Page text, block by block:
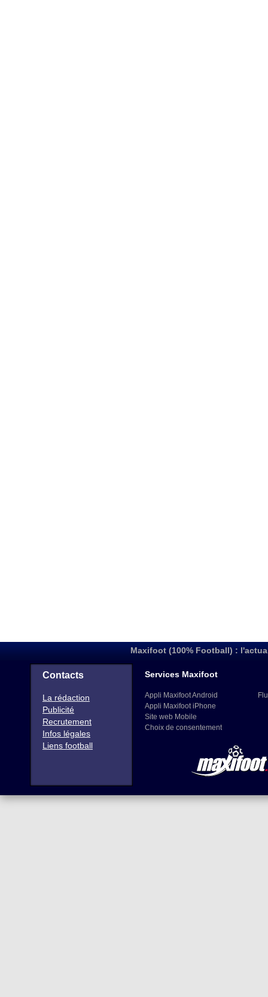
Maxifoot (100% Football) :
Contacts
La rédaction
Publicité
Recrutement
Infos légales
Liens football
Services Maxifoot
Appli Maxifoot Android
Appli Maxifoot iPhone
Site web Mobile
Choix de consentement